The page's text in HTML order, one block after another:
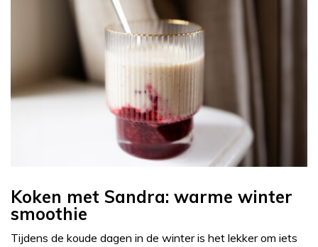
Koken met Sandra: warme winter
smoothie
Tijdens de koude dagen in de winter is het lekker om iets